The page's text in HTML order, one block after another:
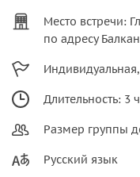
Место встречи:
по адресу
Длительность: 3
Размер группы
Русский язык